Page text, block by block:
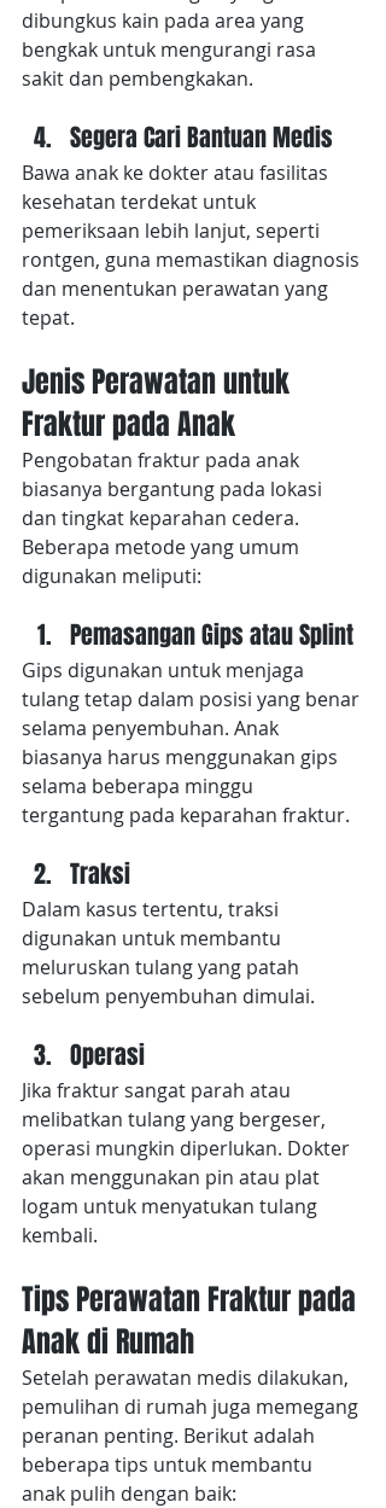
dibungkus kain pada area yang
bengkak untuk mengurangi rasa
sakit dan pembengkakan.
Segera Cari Bantuan Medis
Bawa anak ke dokter atau fasilitas
kesehatan terdekat untuk
pemeriksaan lebih lanjut, seperti
rontgen, guna memastikan diagnosis
dan menentukan perawatan yang
tepat.
Jenis Perawatan untuk
Fraktur pada Anak
Pengobatan fraktur pada anak
biasanya bergantung pada lokasi
dan tingkat keparahan cedera.
Beberapa metode yang umum
digunakan meliputi:
Pemasangan Gips atau Splint
Gips digunakan untuk menjaga
tulang tetap dalam posisi yang benar
selama penyembuhan. Anak
biasanya harus menggunakan gips
selama beberapa minggu
tergantung pada keparahan fraktur.
Traksi
Dalam kasus tertentu, traksi
digunakan untuk membantu
meluruskan tulang yang patah
sebelum penyembuhan dimulai.
Operasi
Jika fraktur sangat parah atau
melibatkan tulang yang bergeser,
operasi mungkin diperlukan. Dokter
akan menggunakan pin atau plat
logam untuk menyatukan tulang
kembali.
Tips Perawatan Fraktur pada
Anak di Rumah
Setelah perawatan medis dilakukan,
pemulihan di rumah juga memegang
peranan penting. Berikut adalah
beberapa tips untuk membantu
anak pulih dengan baik: